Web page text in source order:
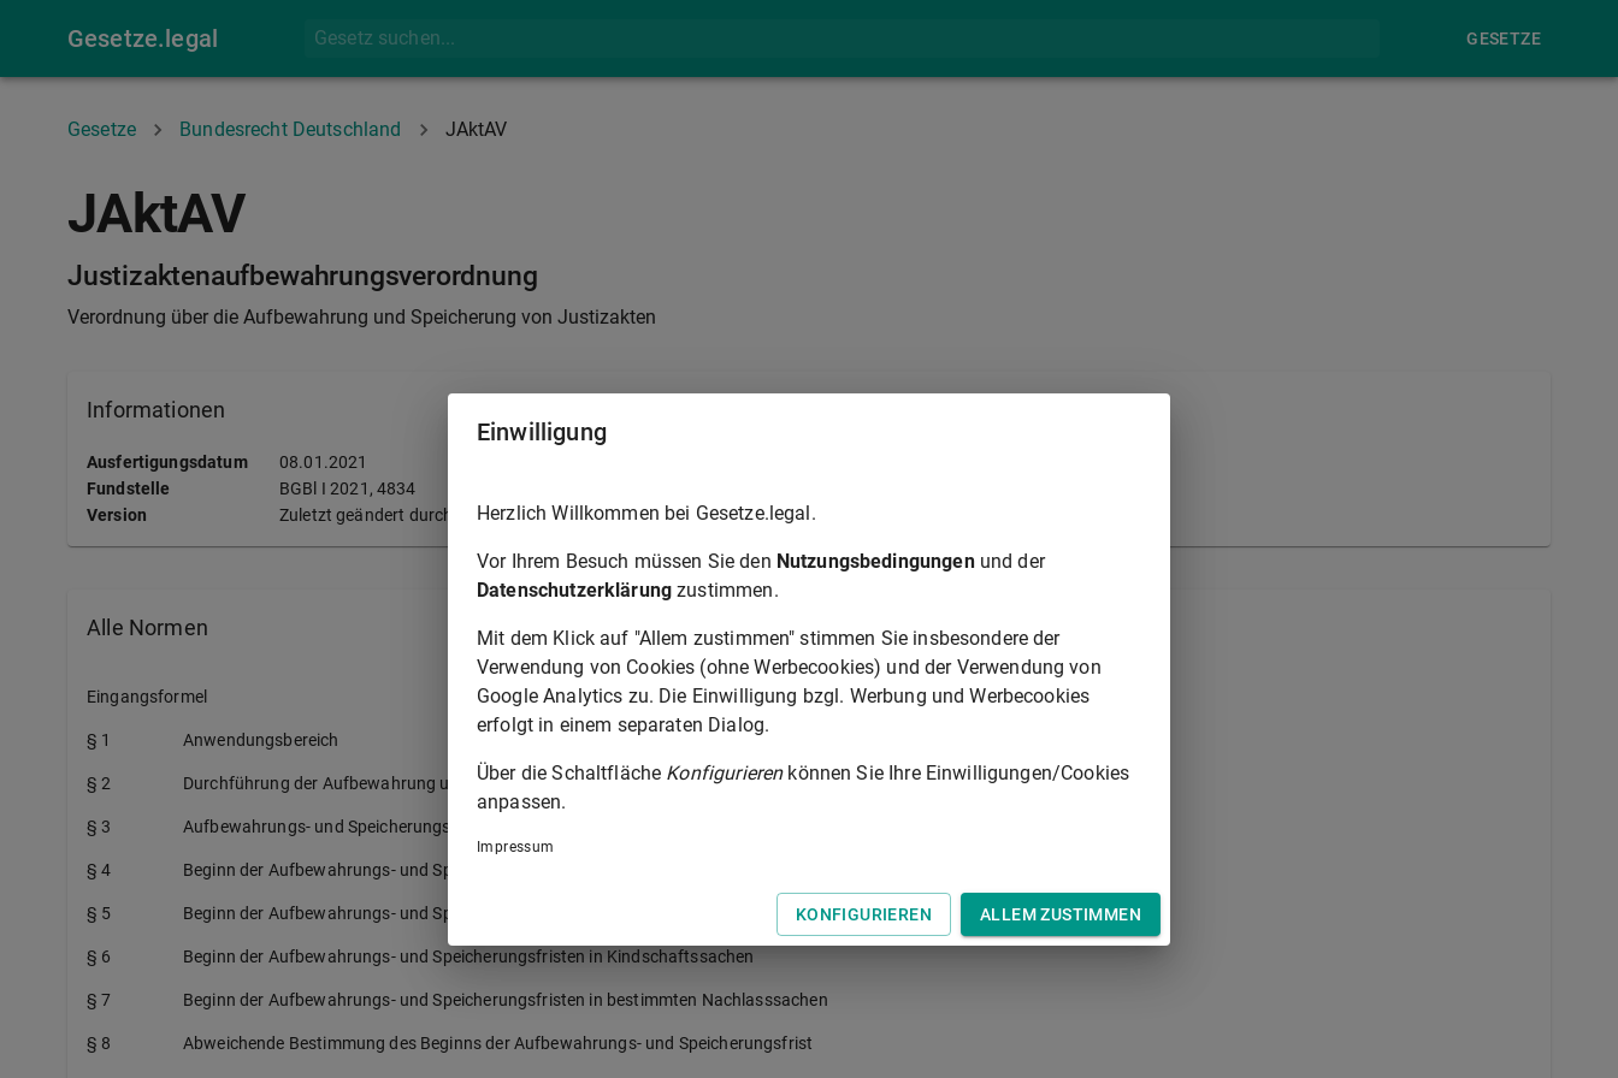
Gesetze.legal GESETZE
Gesetze Bundesrecht Deutschland JAktAV
JAktAV
Justizaktenaufbewahrungsverordnung
Verordnung über die Aufbewahrung und Speicherung von Justizakten
Informationen
Ausfertigungsdatum
08.01.2021
Fundstelle
BGBl I 2021, 4834
Version
Zuletzt geändert durch Art. 3 G v. 29.3.2026 I Nr. 83
Alle Normen
Eingangsformel
§ 1 Anwendungsbereich
§ 2 Durchführung der Aufbewahrung und Speicherung
§ 3 Aufbewahrungs- und Speicherungsfristen
§ 4 Beginn der Aufbewahrungs- und Speicherungsfristen
§ 5 Beginn der Aufbewahrungs- und Speicherungsfristen in Straf- und Bußgeldsachen
§ 6 Beginn der Aufbewahrungs- und Speicherungsfristen in Kindschaftssachen
§ 7 Beginn der Aufbewahrungs- und Speicherungsfristen in bestimmten Nachlasssachen
§ 8 Abweichende Bestimmung des Beginns der Aufbewahrungs- und Speicherungsfrist
Einwilligung
Herzlich Willkommen bei Gesetze.legal.
Vor Ihrem Besuch müssen Sie den Nutzungsbedingungenund der
Datenschutzerklärung zustimmen.
Mit dem Klick auf "Allem zustimmen" stimmen Sie insbesondere der
Verwendung von Cookies (ohne Werbecookies) und der Verwendung von
Google Analytics zu. Die Einwilligung bzgl. Werbung und Werbecookies
erfolgt in einem separaten Dialog.
Über die Schaltfläche Konfigurierenkönnen Sie Ihre Einwilligungen/Cookies
anpassen.
Impressum
KONFIGURIEREN ALLEM ZUSTIMMEN